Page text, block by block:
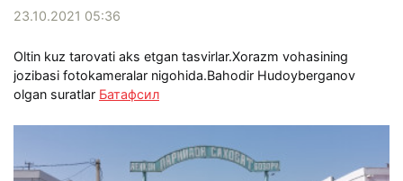
23.10.2021 05:36
Oltin kuz tarovati aks etgan tasvirlar.Xorazm vohasining
jozibasi fotokameralar nigohida.Bahodir Hudoyberganov
olgan suratlar Батафсил